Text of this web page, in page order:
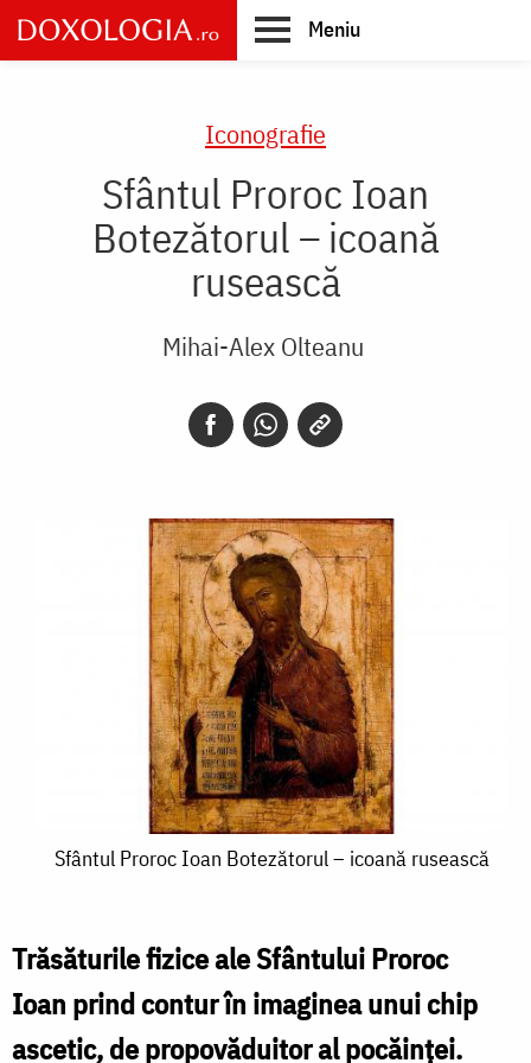
Skip
to
main
Meniu
Iconografie
Sfântul Proroc Ioan
Botezătorul – icoană
rusească
Mihai-Alex Olteanu
Sfântul
Botezătorul
–
Sfântul Proroc Ioan Botezătorul – icoană rusească
Trăsăturile fizice ale Sfântului Proroc
Ioan prind contur în imaginea unui chip
ascetic, de propovăduitor al pocăinței.